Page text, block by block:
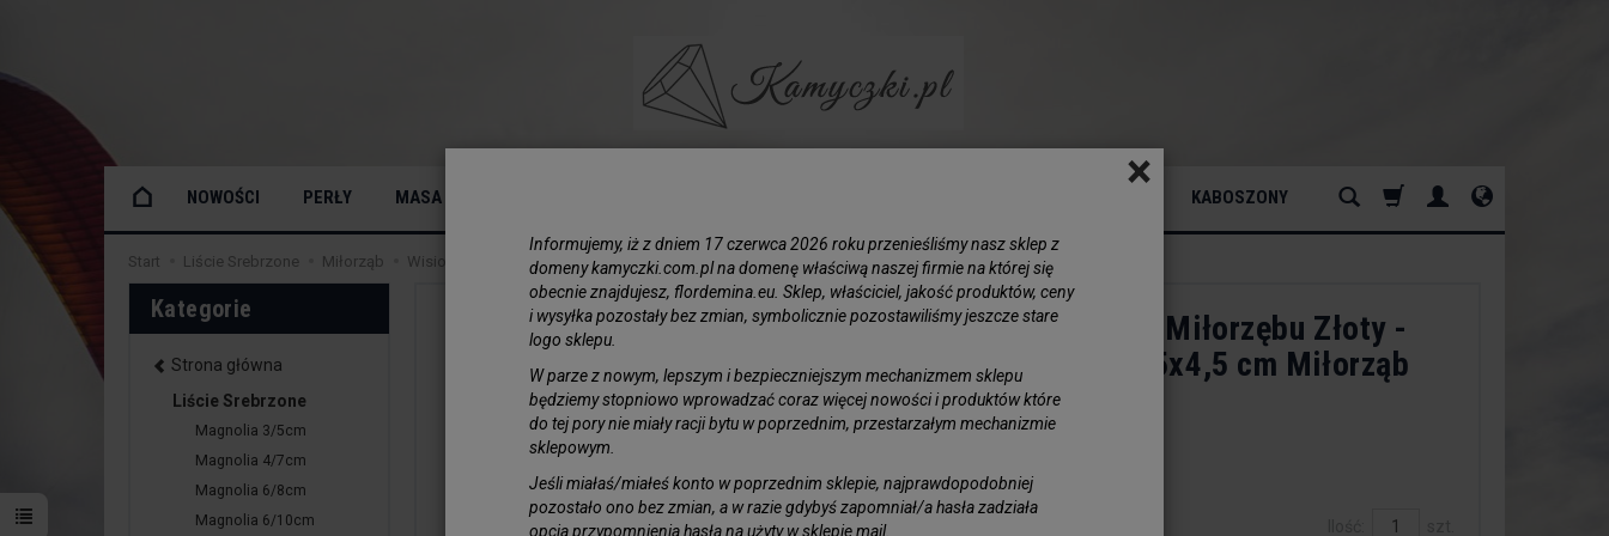
×
Informujemy, iż z dniem 17 czerwca 2026 roku przenieśliśmy nasz sklep z
domeny kamyczki.com.pl na domenę właściwą naszej firmie na której się
obecnie znajdujesz, flordemina.eu. Sklep, właściciel, jakość produktów, ceny
i wysyłka pozostały bez zmian, symbolicznie pozostawiliśmy jeszcze stare
logo sklepu.
W parze z nowym, lepszym i bezpieczniejszym mechanizmem sklepu
będziemy stopniowo wprowadzać coraz więcej nowości i produktów które
do tej pory nie miały racji bytu w poprzednim, przestarzałym mechanizmie
sklepowym.
Jeśli miałaś/miałeś konto w poprzednim sklepie, najprawdopodobniej
pozostało ono bez zmian, a w razie gdybyś zapomniał/a hasła zadziała
opcja przypomnienia hasła na użyty w sklepie mail.
NOWOŚCI PERŁY MASA PERŁOWA KABOSZONY
Start Liście Srebrzone Miłorząb Wisiorek Liść Miłorzębu Złoty - Ginko Biloba 5x4,5 cm Miłorząb Japoński
Wisiorek Liść Miłorzębu Złoty -
Ginko Biloba 5x4,5 cm Miłorząb
Japoński
Dostępność:
Kategorie
Strona główna
Liście Srebrzone
Magnolia 3/5cm
Magnolia 4/7cm
Magnolia 6/8cm
Magnolia 6/10cm